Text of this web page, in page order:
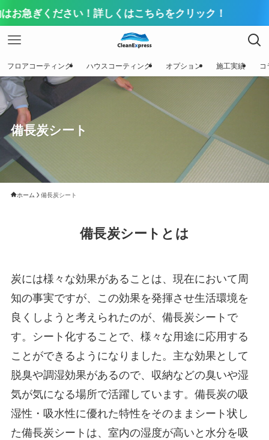
ださい！詳しくはこちらをクリック！
フロアコーティング ハウスコーティング オプション 施工実績
備長炭シート
ホーム 備長炭シート
備長炭シートとは
炭には様々な効果があることは、現在において周
知の事実ですが、この効果を発揮させ生活環境を
良くしようと考えられたのが、備長炭シートで
す。シート化することで、様々な用途に応用する
ことができるようになりました。主な効果として
脱臭や調湿効果があるので、収納などの臭いや湿
気が気になる場所で活躍しています。備長炭の吸
湿性・吸水性に優れた特性をそのままシート状し
た備長炭シートは、室内の湿度が高いと水分を吸